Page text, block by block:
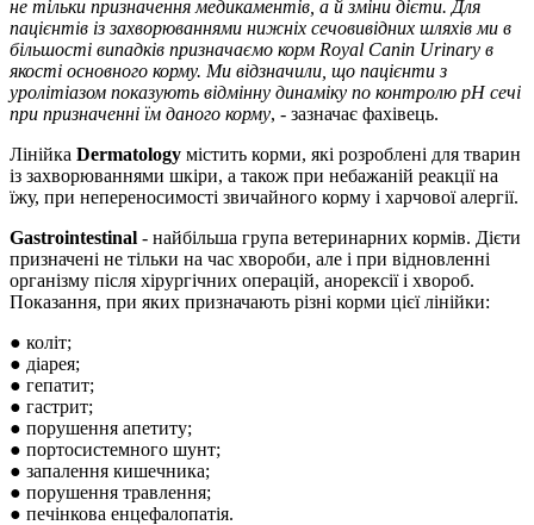
не тільки призначення медикаментів, а й зміни дієти. Для
пацієнтів із захворюваннями нижніх сечовивідних шляхів ми в
більшості випадків призначаємо корм Royal Canin Urinary в
якості основного корму. Ми відзначили, що пацієнти з
уролітіазом показують відмінну динаміку по контролю рН сечі
при призначенні їм даного корму, - зазначає фахівець.
Лінійка Dermatology містить корми, які розроблені для тварин
із захворюваннями шкіри, а також при небажаній реакції на
їжу, при непереносимості звичайного корму і харчової алергії.
Gastrointestinal - найбільша група ветеринарних кормів. Дієти
призначені не тільки на час хвороби, але і при відновленні
організму після хірургічних операцій, анорексії і хвороб.
Показання, при яких призначають різні корми цієї лінійки:
● коліт;
● діарея;
● гепатит;
● гастрит;
● порушення апетиту;
● портосистемного шунт;
● запалення кишечника;
● порушення травлення;
● печінкова енцефалопатія.